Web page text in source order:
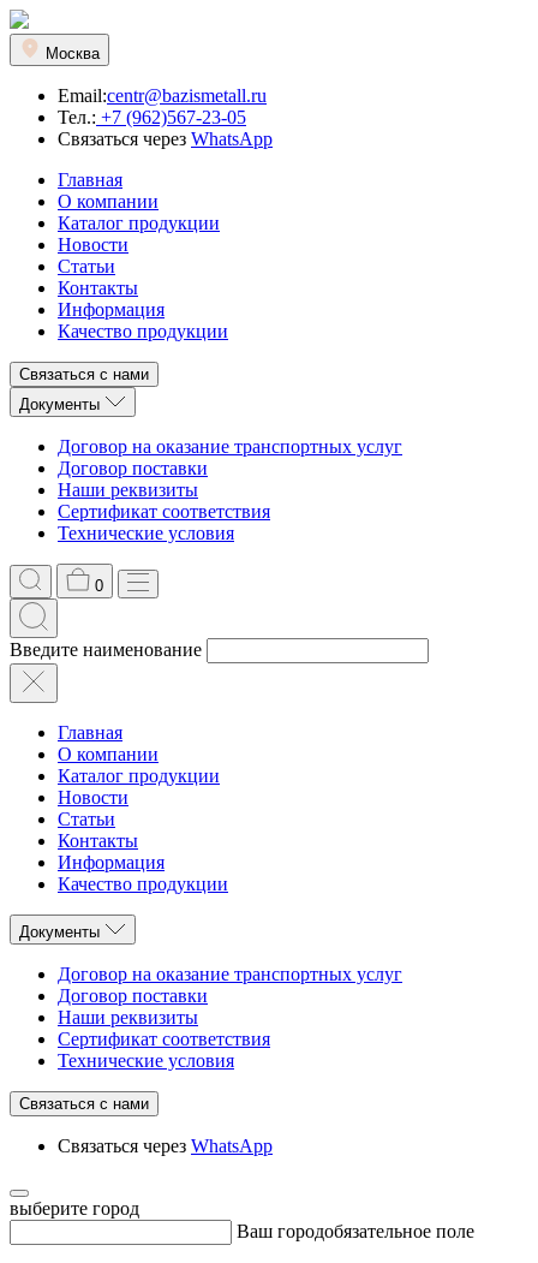
Москва
Email:centr@bazismetall.ru
Тел.: +7 (962)567-23-05
Связаться через WhatsApp
Главная
О компании
Каталог продукции
Новости
Статьи
Контакты
Информация
Качество продукции
Связаться с нами
Документы
Договор на оказание транспортных услуг
Договор поставки
Наши реквизиты
Сертификат соответствия
Технические условия
0
Введите наименование
Главная
О компании
Каталог продукции
Новости
Статьи
Контакты
Информация
Качество продукции
Документы
Договор на оказание транспортных услуг
Договор поставки
Наши реквизиты
Сертификат соответствия
Технические условия
Связаться с нами
Связаться через WhatsApp
выберите город
Ваш городобязательное поле